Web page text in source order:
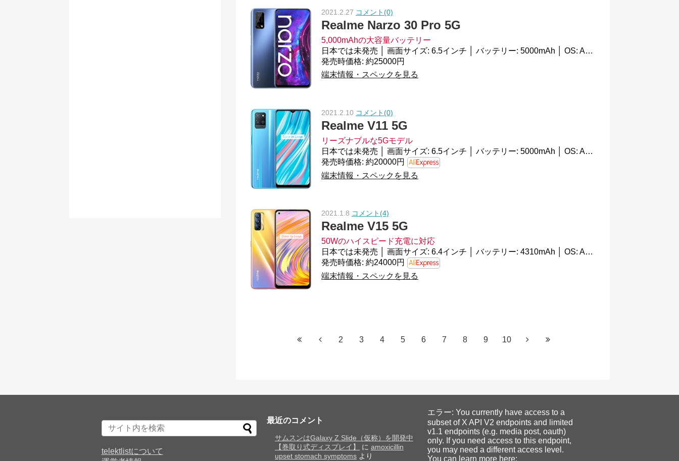
2021.2.27 コメント(0)
Realme Narzo 30 Pro 5G
5,000mAhの大容量バッテリー
日本では未発売 │ 画面サイズ: 6.5インチ │ バッテリー: 5000mAh │ OS: Android 10
発売時価格: 約25000円
端末情報・スペックを見る
2021.2.10 コメント(0)
Realme V11 5G
リーズナブルな5Gモデル
日本では未発売 │ 画面サイズ: 6.5インチ │ バッテリー: 5000mAh │ OS: Android 11
発売時価格: 約20000円
端末情報・スペックを見る
2021.1.8 コメント(4)
Realme V15 5G
50Wのハイスピード充電に対応
日本では未発売 │ 画面サイズ: 6.4インチ │ バッテリー: 4310mAh │ OS: Android 10
発売時価格: 約24000円
端末情報・スペックを見る
2 3 4 5 6 7 8 9 10
telektlistについて
最近のコメント
サムスンはGalaxy Z Slide（仮称）を開発中
【巻取り式ディスプレイ】
に amoxicillin
upset stomach symptomsより
エラー: You currently have access to a
subset of X API V2 endpoints and limited
v1.1 endpoints (e.g. media post, oauth)
only. If you need access to this endpoint,
you may need a different access level.
You can learn more here: